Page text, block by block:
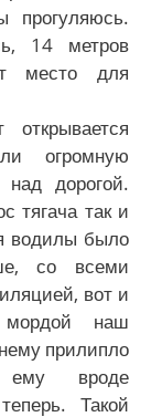
14 метров
место для
огромную
дорогой.
тягача так и
водилы было
со всеми
вот и
наш
прилипло
ему вроде
Такой